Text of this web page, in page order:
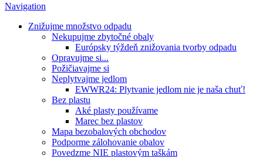
Navigation
Znižujme množstvo odpadu
Nekupujme zbytočné obaly
Európsky týždeň znižovania tvorby odpadu
Opravujme si...
Požičiavajme si
Neplytvajme jedlom
EWWR24: Plytvanie jedlom nie je naša chuť!
Bez plastu
Aké plasty používame
Marec bez plastov
Mapa bezobalových obchodov
Podporme zálohovanie obalov
Povedzme NIE plastovým taškám